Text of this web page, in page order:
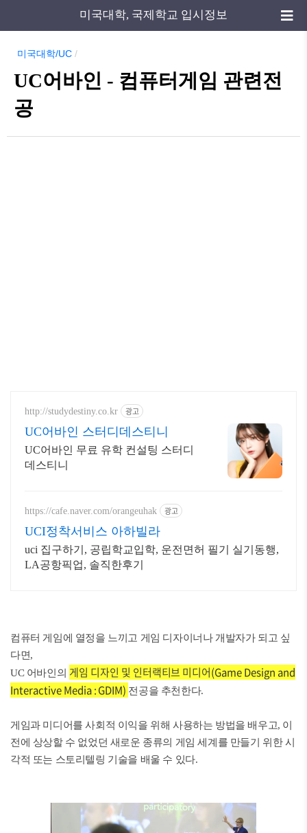
미국대학, 국제학교 입시정보
미국대학/UC /
UC어바인 - 컴퓨터게임 관련전
공
http://studydestiny.co.kr 광고
UC어바인 스터디데스티니
UC어바인 무료 유학 컨설팅 스터디
데스티니
https://cafe.naver.com/orangeuhak 광고
UCI정착서비스 아하빌라
uci 집구하기, 공립학교입학, 운전면허 필기 실기동행,
LA공항픽업, 솔직한후기
컴퓨터 게임에 열정을 느끼고 게임 디자이너나 개발자가 되고 싶
다면,
UC 어바인의 게임 디자인 및 인터랙티브 미디어(Game Design and
Interactive Media : GDIM) 전공을 추천한다.
게임과 미디어를 사회적 이익을 위해 사용하는 방법을 배우고, 이
전에 상상할 수 없었던 새로운 종류의 게임 세계를 만들기 위한 시
각적 또는 스토리텔링 기술을 배울 수 있다.